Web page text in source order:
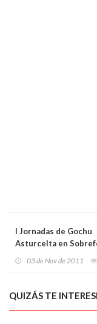
I Jornadas de Gochu
Asturcelta en
03 de Nov de 2011
QUIZÁS TE